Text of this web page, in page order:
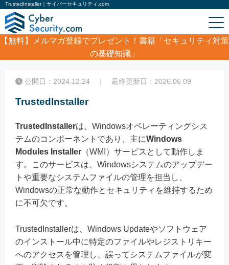
TrustedInstaller｜サイバーセキュリティ.com
【無料】
メルマガ登録でプレゼント！書籍「セキュリティ対策
の基礎知識」
TrustedInstaller
公開日：2024.12.24 ｜ 最終更新日：2026.06.09
TrustedInstaller
TrustedInstallerは、Windowsオペレーティングシス
テムのコンポーネントであり、主にWindows
Modules Installer （WMI）サービスとして動作しま
す。このサービスは、Windowsシステムのアップデー
トや重要なシステムファイルの管理を担当し、
Windowsの正常な動作とセキュリティを維持するため
に不可欠です。
TrustedInstallerは、Windows Updateやソフトウェア
のインストール中に特定のファイルやレジストリキー
へのアクセスを管理し、誤ってシステムファイルが変